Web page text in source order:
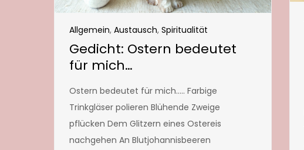
Allgemein, Austausch, Spiritualität
Gedicht: Ostern bedeutet
für mich…
Ostern bedeutet für mich….. Farbige
Trinkgläser polieren Blühende Zweige
pflücken Dem Glitzern eines Ostereis
nachgehen An Blutjohannisbeeren